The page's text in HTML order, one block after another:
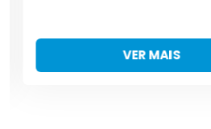
VER MAIS